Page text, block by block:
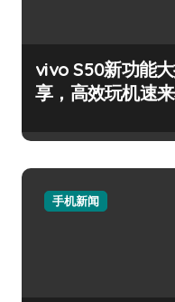
vivo S50新功能
享，高效玩机速来
手机新闻